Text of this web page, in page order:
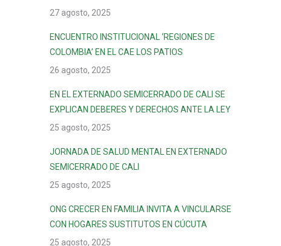
27 agosto, 2025
ENCUENTRO INSTITUCIONAL ‘REGIONES DE
COLOMBIA’ EN EL CAE LOS PATIOS
26 agosto, 2025
EN EL EXTERNADO SEMICERRADO DE CALI SE
EXPLICAN DEBERES Y DERECHOS ANTE LA LEY
25 agosto, 2025
JORNADA DE SALUD MENTAL EN EXTERNADO
SEMICERRADO DE CALI
25 agosto, 2025
ONG CRECER EN FAMILIA INVITA A VINCULARSE
CON HOGARES SUSTITUTOS EN CÚCUTA
25 agosto, 2025